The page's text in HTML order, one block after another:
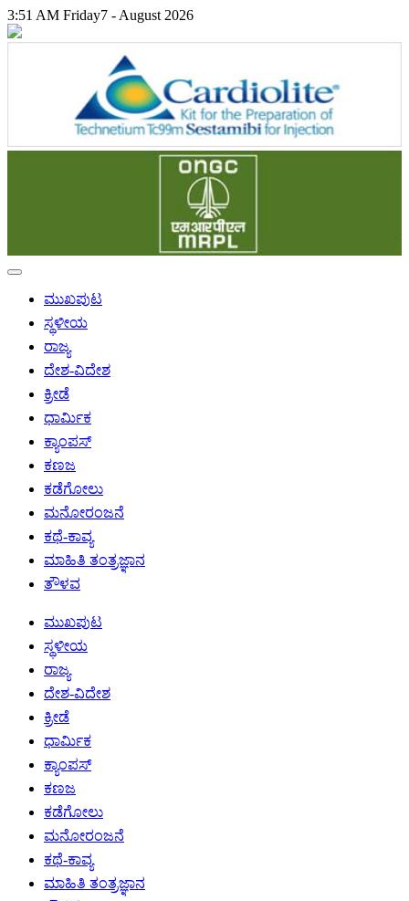
3:51 AM Friday7 - August 2026
ಮುಖಪುಟ
ಸ್ಥಳೀಯ
ರಾಜ್ಯ
ದೇಶ-ವಿದೇಶ
ಕ್ರೀಡೆ
ಧಾರ್ಮಿಕ
ಕ್ಯಾಂಪಸ್
ಕಣಜ
ಕಡೆಗೋಲು
ಮನೋರಂಜನೆ
ಕಥೆ-ಕಾವ್ಯ
ಮಾಹಿತಿ ತಂತ್ರಜ್ಞಾನ
ತೌಳವ
ಮುಖಪುಟ
ಸ್ಥಳೀಯ
ರಾಜ್ಯ
ದೇಶ-ವಿದೇಶ
ಕ್ರೀಡೆ
ಧಾರ್ಮಿಕ
ಕ್ಯಾಂಪಸ್
ಕಣಜ
ಕಡೆಗೋಲು
ಮನೋರಂಜನೆ
ಕಥೆ-ಕಾವ್ಯ
ಮಾಹಿತಿ ತಂತ್ರಜ್ಞಾನ